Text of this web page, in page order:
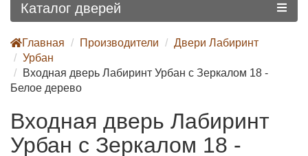
Каталог дверей
Главная Производители
Двери Лабиринт
Урбан
Входная дверь Лабиринт Урбан с Зеркалом 18 -
Белое дерево
Входная дверь Лабиринт
Урбан с Зеркалом 18 -